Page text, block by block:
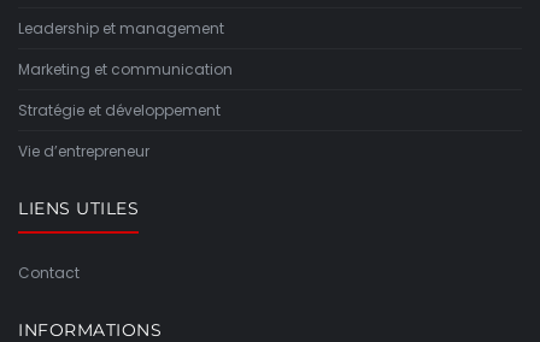
Leadership et management
Marketing et communication
Stratégie et développement
Vie d’entrepreneur
LIENS UTILES
Contact
INFORMATIONS